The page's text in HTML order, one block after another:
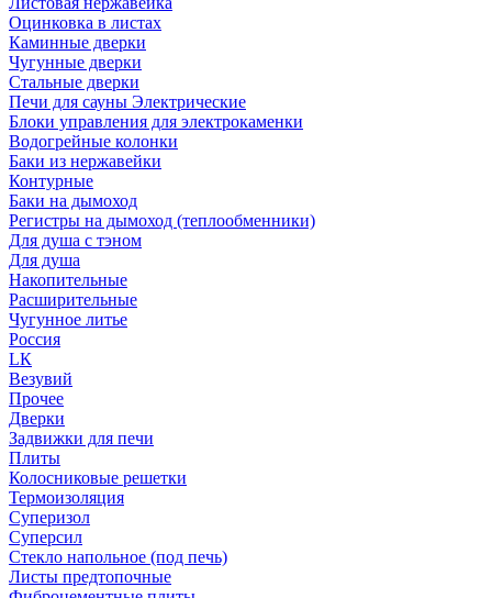
Оцинковка в листах
Каминные дверки
Чугунные дверки
Стальные дверки
Печи для сауны Электрические
Блоки управления для электрокаменки
Водогрейные колонки
Баки из нержавейки
Контурные
Баки на дымоход
Регистры на дымоход (теплообменники)
Для душа с тэном
Для душа
Накопительные
Расширительные
Чугунное литье
Россия
LК
Везувий
Прочее
Дверки
Задвижки для печи
Плиты
Колосниковые решетки
Термоизоляция
Суперизол
Суперсил
Стекло напольное (под печь)
Листы предтопочные